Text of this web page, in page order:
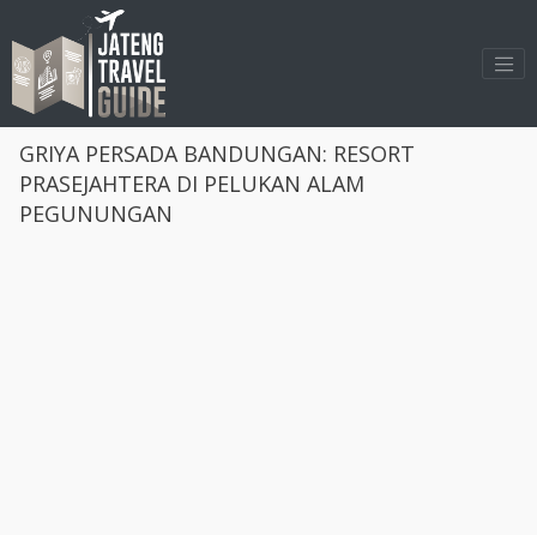
GRIYA PERSADA BANDUNGAN: RESORT
PRASEJAHTERA DI PELUKAN ALAM
PEGUNUNGAN